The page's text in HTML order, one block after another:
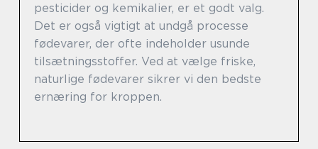
pesticider og kemikalier, er et godt valg.
Det er også vigtigt at undgå processe
fødevarer, der ofte indeholder usunde
tilsætningsstoffer. Ved at vælge friske,
naturlige fødevarer sikrer vi den bedste
ernæring for kroppen.